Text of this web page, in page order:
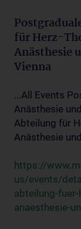
für Herz-
Anästhesie
Vienna
...All Events
Anästhesie
Abteilung für
Anästhesie
https://
us/events/
abteilung-
anaesthesie-